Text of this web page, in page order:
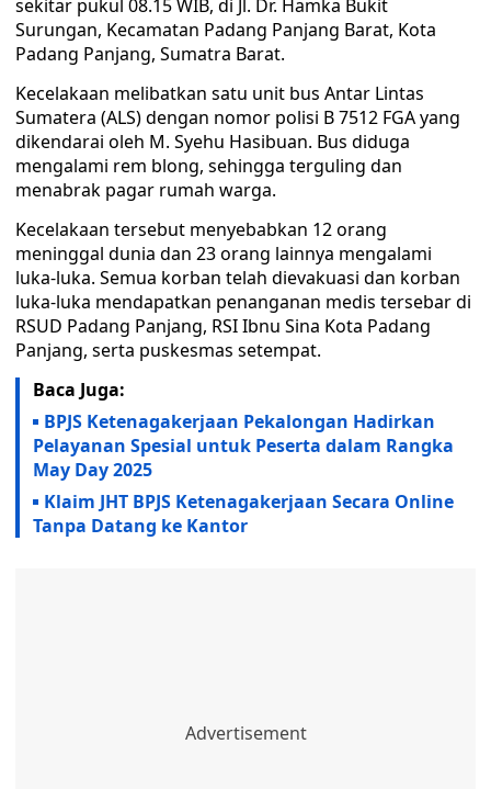
sekitar pukul 08.15 WIB, di Jl. Dr. Hamka Bukit
Surungan, Kecamatan Padang Panjang Barat, Kota
Padang Panjang, Sumatra Barat.
Kecelakaan melibatkan satu unit bus Antar Lintas
Sumatera (ALS) dengan nomor polisi B 7512 FGA yang
dikendarai oleh M. Syehu Hasibuan. Bus diduga
mengalami rem blong, sehingga terguling dan
menabrak pagar rumah warga.
Kecelakaan tersebut menyebabkan 12 orang
meninggal dunia dan 23 orang lainnya mengalami
luka-luka. Semua korban telah dievakuasi dan korban
luka-luka mendapatkan penanganan medis tersebar di
RSUD Padang Panjang, RSI Ibnu Sina Kota Padang
Panjang, serta puskesmas setempat.
Baca Juga:
BPJS Ketenagakerjaan Pekalongan Hadirkan
Pelayanan Spesial untuk Peserta dalam Rangka
May Day 2025
Klaim JHT BPJS Ketenagakerjaan Secara Online
Tanpa Datang ke Kantor